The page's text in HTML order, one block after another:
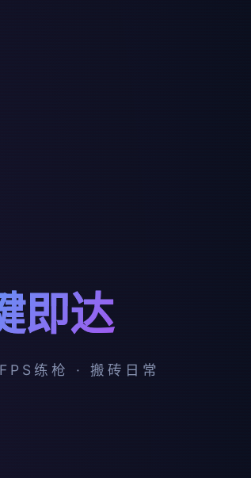
即达
练枪 · 搬砖日常